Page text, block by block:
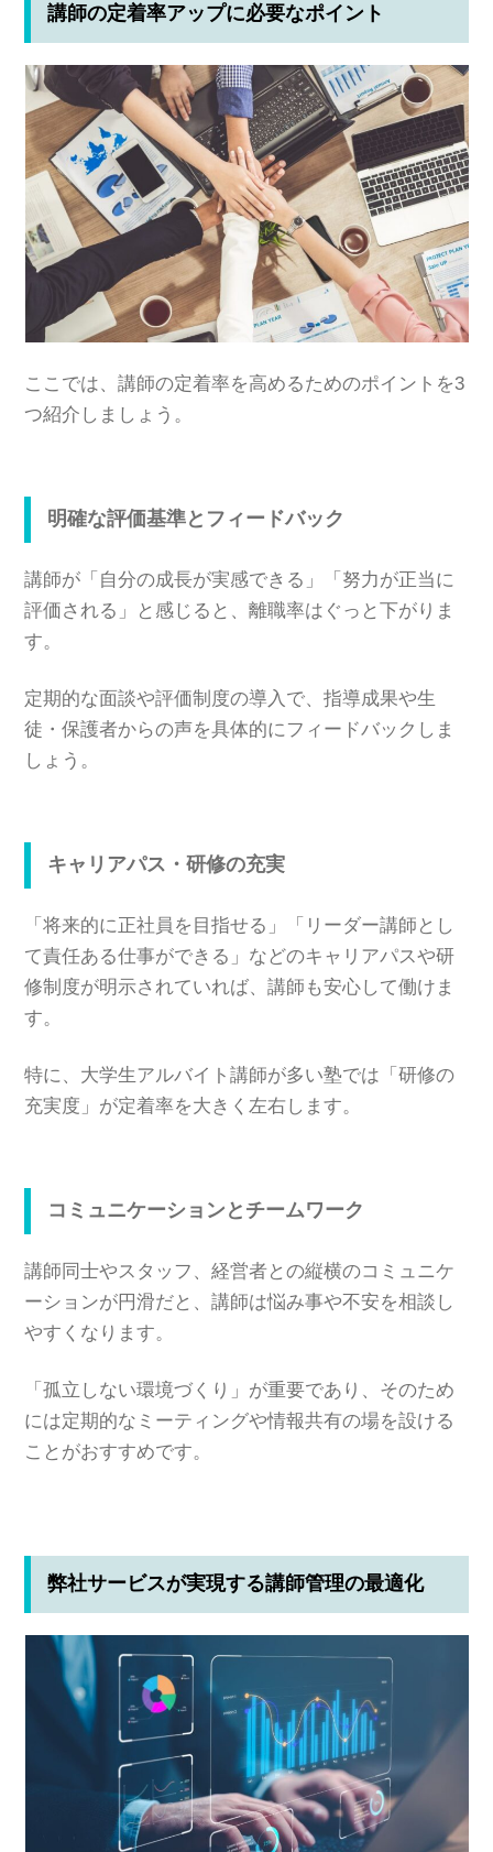
講師の定着率アップに必要なポイント
ここでは、講師の定着率を高めるためのポイントを3
つ紹介しましょう。
明確な評価基準とフィードバック
講師が「自分の成長が実感できる」「努力が正当に
評価される」と感じると、離職率はぐっと下がりま
す。
定期的な面談や評価制度の導入で、指導成果や生
徒・保護者からの声を具体的にフィードバックしま
しょう。
キャリアパス・研修の充実
「将来的に正社員を目指せる」「リーダー講師とし
て責任ある仕事ができる」などのキャリアパスや研
修制度が明示されていれば、講師も安心して働けま
す。
特に、大学生アルバイト講師が多い塾では「研修の
充実度」が定着率を大きく左右します。
コミュニケーションとチームワーク
講師同士やスタッフ、経営者との縦横のコミュニケ
ーションが円滑だと、講師は悩み事や不安を相談し
やすくなります。
「孤立しない環境づくり」が重要であり、そのため
には定期的なミーティングや情報共有の場を設ける
ことがおすすめです。
弊社サービスが実現する講師管理の最適化